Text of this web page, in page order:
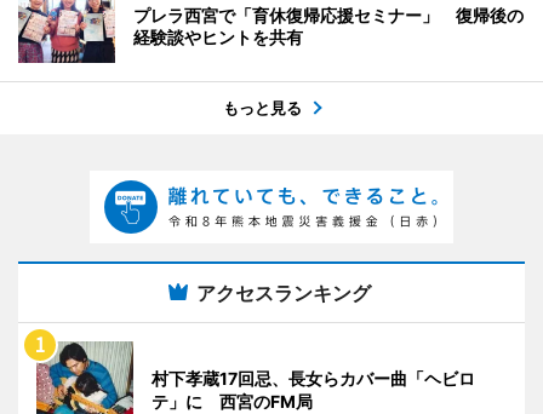
プレラ西宮で「育休復帰応援セミナー」 復帰後の
経験談やヒントを共有
もっと見る
アクセスランキング
村下孝蔵17回忌、長女らカバー曲「ヘビロ
テ」に 西宮のFM局